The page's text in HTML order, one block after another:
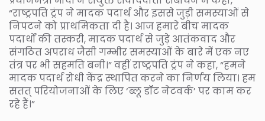
“राष्ट्रपति ट्रंप ने मादक पदार्थ और इससे जुड़ी समस्याओं से
निपटने को प्राथमिकता दी है। आज हमारे बीच मादक
पदार्थों की तस्करी, मादक पदार्थ से जुड़े आतंकवाद और
संगठित अपराध जैसी गम्भीर समस्याओं के बारे में एक नए
तंत्र पर भी सहमति बनी।” वहीं राष्ट्रपति ट्रंप ने कहा, “हमने
मादक पदार्थ रोधी केंद्र स्थापित करने का निर्णय लिया। हम
सतत् परियोजनाओं के लिए ‘ब्लू डॉट नेटवर्क’ पर काम कर
रहे हैं।”